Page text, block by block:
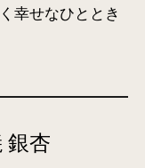
幸せなひととき
銀杏